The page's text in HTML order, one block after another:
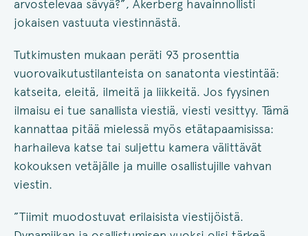
arvostelevaa sävyä?”, Åkerberg havainnollisti
jokaisen vastuuta viestinnästä.
Tutkimusten mukaan peräti 93 prosenttia
vuorovaikutustilanteista on sanatonta viestintää:
katseita, eleitä, ilmeitä ja liikkeitä. Jos fyysinen
ilmaisu ei tue sanallista viestiä, viesti vesittyy. Tämä
kannattaa pitää mielessä myös etätapaamisissa:
harhaileva katse tai suljettu kamera välittävät
kokouksen vetäjälle ja muille osallistujille vahvan
viestin.
”Tiimit muodostuvat erilaisista viestijöistä.